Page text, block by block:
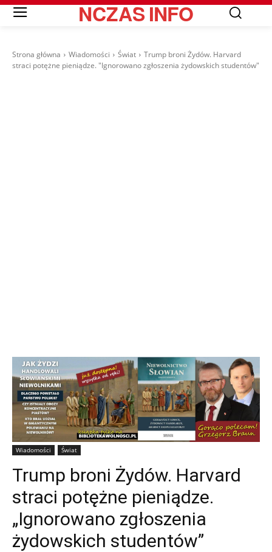
NCZASINFO
Strona główna Wiadomości Świat
Trump broni Żydów. Harvard
straci potężne pieniądze. "Ignorowano zgłoszenia żydowskich studentów"
Wiadomości Świat
Trump broni Żydów. Harvard
straci potężne pieniądze.
„Ignorowano zgłoszenia
żydowskich studentów”